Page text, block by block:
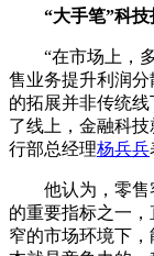
“大手笔”科技
“在市场上，多
售业务提升利润
的拓展并非传统
了线上，金融科
行部总经理杨兵兵
他认为，零售
的重要指标之一
窄的市场环境下